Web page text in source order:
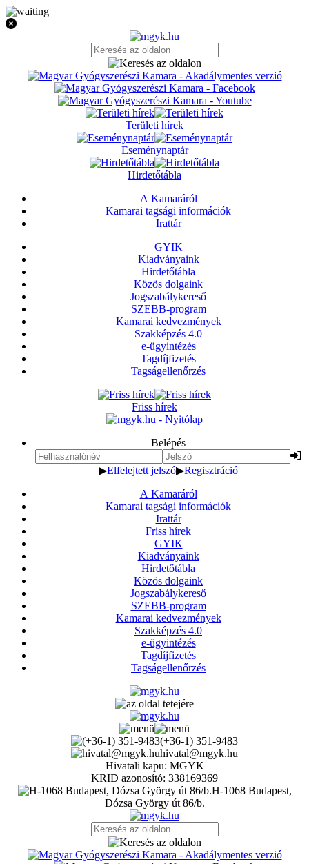
Területi hírek
Eseménynaptár
Hirdetőtábla
A Kamaráról
Kamarai tagsági információk
Irattár
GYIK
Kiadványaink
Hirdetőtábla
Közös dolgaink
Jogszabálykereső
SZEBB-program
Kamarai kedvezmények
Szakképzés 4.0
e-ügyintézés
Tagdíjfizetés
Tagságellenőrzés
Friss hírek
Belépés
▶Elfelejtett jelszó▶Regisztráció
A Kamaráról
Kamarai tagsági információk
Irattár
Friss hírek
GYIK
Kiadványaink
Hirdetőtábla
Közös dolgaink
Jogszabálykereső
SZEBB-program
Kamarai kedvezmények
Szakképzés 4.0
e-ügyintézés
Tagdíjfizetés
Tagságellenőrzés
(+36-1) 351-9483
hivatal@mgyk.hu
Hivatali kapu: MGYK
KRID azonosító: 338169369
H-1068 Budapest,
Dózsa György út 86/b.